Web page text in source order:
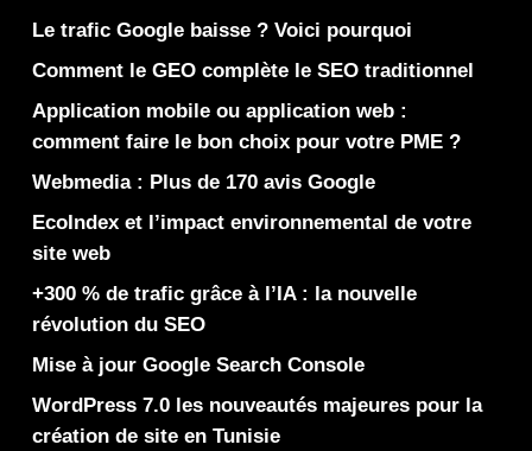
Le trafic Google baisse ? Voici pourquoi
Comment le GEO complète le SEO traditionnel
Application mobile ou application web :
comment faire le bon choix pour votre PME ?
Webmedia : Plus de 170 avis Google
EcoIndex et l’impact environnemental de votre
site web
+300 % de trafic grâce à l’IA : la nouvelle
révolution du SEO
Mise à jour Google Search Console
WordPress 7.0 les nouveautés majeures pour la
création de site en Tunisie